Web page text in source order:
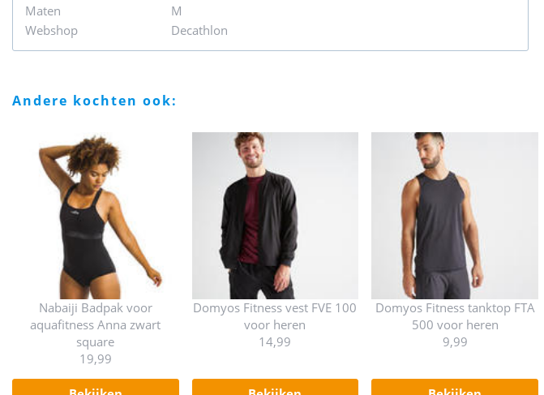
Maten
M
Webshop
Decathlon
andere kochten ook:
Nabaiji Badpak voor
aquafitness Anna zwart
square
19,99
Domyos Fitness vest FVE 100
voor heren
14,99
Domyos Fitness tanktop FTA
500 voor heren
9,99